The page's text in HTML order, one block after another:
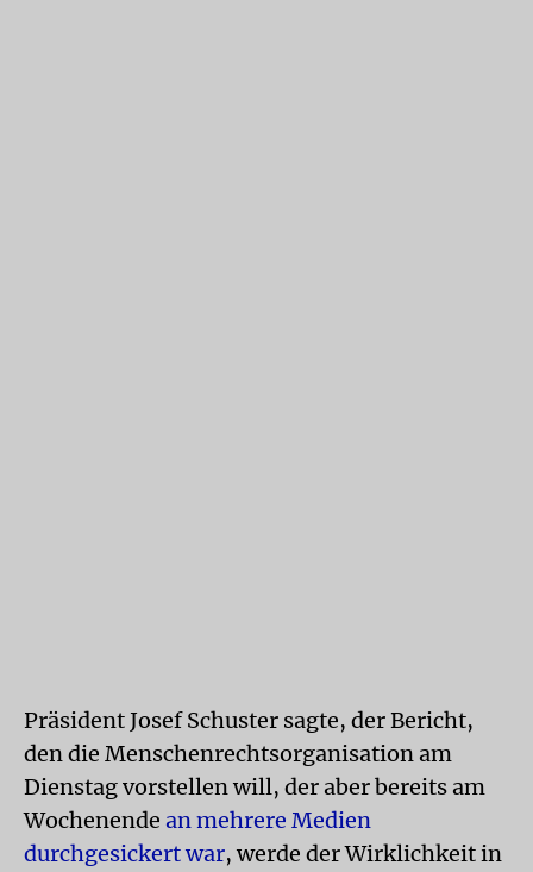
Präsident Josef Schuster sagte, der Bericht,
den die Menschenrechtsorganisation am
Dienstag vorstellen will, der aber bereits am
Wochenende an mehrere Medien
durchgesickert war, werde der Wirklichkeit in